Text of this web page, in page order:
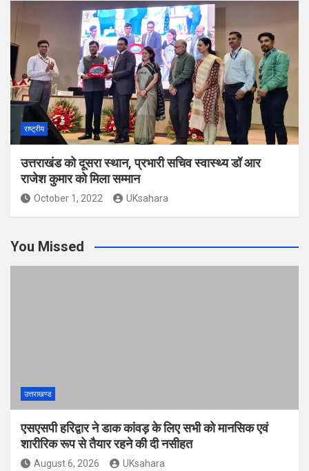
राष्ट्रीय
उत्तराखंड को दूसरा स्थान, प्रभारी सचिव स्वास्थ्य डॉ आर
राजेश कुमार को मिला सम्मान
October 1, 2022 UKsahara
You Missed
उत्तराखण्ड
एसएसपी हरिद्वार ने डाक कांवड़ के लिए सभी को मानसिक एवं
शारीरिक रूप से तैयार रहने की दी नसीहत
August 6, 2026 UKsahara